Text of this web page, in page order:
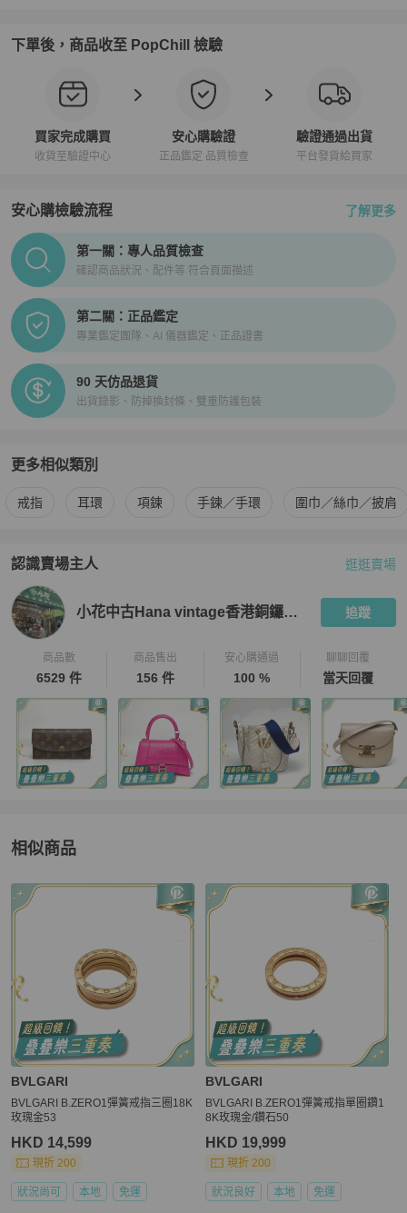
下單後，商品收至 PopChill 檢驗
買家完成購買
收貨至驗證中心
安心購驗證
正品鑑定 品質檢查
驗證通過出貨
平台發貨給買家
安心購檢驗流程 了解更多
PopChill拍拍圈正品驗證、安心購檢驗流程介紹
第一關：專人品質檢查
確認商品狀況、配件等 符合頁面描述
第二關：正品鑑定
專業鑑定團隊、AI 儀器鑑定、正品證書
90 天仿品退貨
出貨錄影、防掉換封條、雙重防護包裝
更多相似類別
更多BVLGARI女士配件相似商品推薦
戒指 耳環 項鍊 手鍊／手環 圍巾／絲巾／披肩
認識賣場主人
PopChill 拍拍圈嚴選賣家 小花中古Hana vintage香港銅鑼灣店
逛逛賣場
小花中古Hana vintage香港銅鑼灣店 追蹤
商品數
6529 件
商品售出
156 件
安心購通過
100 %
聊聊回覆
當天回覆
相似商品
更多相似BVLGARI女士配件推薦精品
BVLGARI
BVLGARI B.ZERO1彈簧戒指三圈18K
玫瑰金53
HKD 14,599
現折 200
狀況尚可 本地 免運
BVLGARI
BVLGARI B.ZERO1彈簧戒指單圈鑽1
8K玫瑰金/鑽石50
HKD 19,999
現折 200
狀況良好 本地 免運